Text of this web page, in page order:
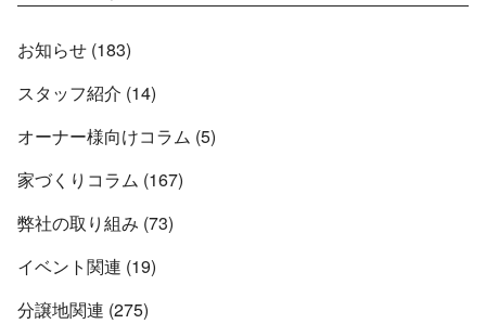
お知らせ (183)
スタッフ紹介 (14)
オーナー様向けコラム (5)
家づくりコラム (167)
弊社の取り組み (73)
イベント関連 (19)
分譲地関連 (275)